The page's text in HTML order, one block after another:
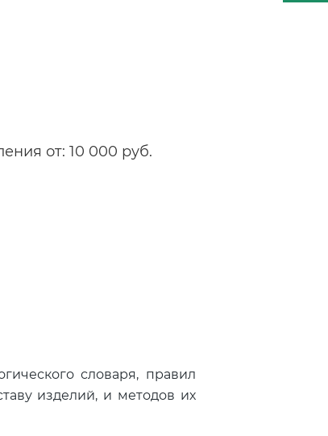
от: 10 000 руб.
словаря, правил
изделий, и методов их